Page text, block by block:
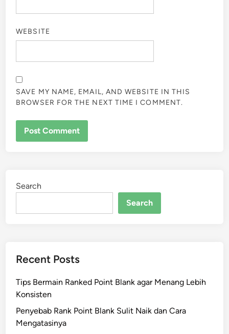
WEBSITE
SAVE MY NAME, EMAIL, AND WEBSITE IN THIS
BROWSER FOR THE NEXT TIME I COMMENT.
Search
Search
Recent Posts
Tips Bermain Ranked Point Blank agar Menang Lebih
Konsisten
Penyebab Rank Point Blank Sulit Naik dan Cara
Mengatasinya